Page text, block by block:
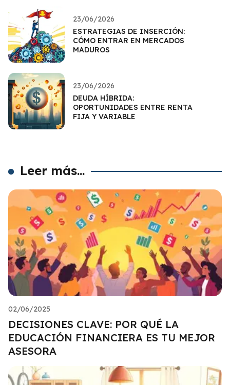
23/06/2026
ESTRATEGIAS DE INSERCIÓN:
CÓMO ENTRAR EN MERCADOS
MADUROS
23/06/2026
DEUDA HÍBRIDA:
OPORTUNIDADES ENTRE RENTA
FIJA Y VARIABLE
Leer más...
02/06/2025
DECISIONES CLAVE: POR QUÉ LA
EDUCACIÓN FINANCIERA ES TU MEJOR
ASESORA